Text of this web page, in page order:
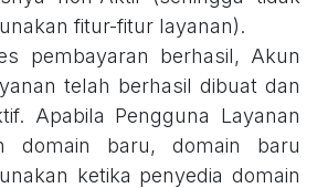
fitur-fitur layanan).
pembayaran berhasil, Akun
telah berhasil dibuat dan
Apabila Pengguna Layanan
domain baru, domain baru
ketika penyedia domain